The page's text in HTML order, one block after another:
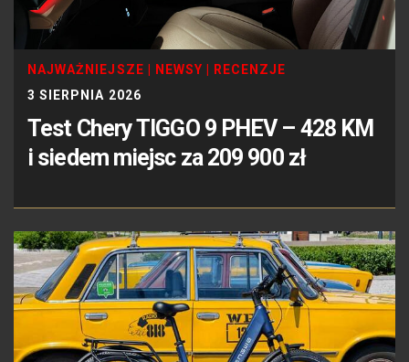
NAJWAŻNIEJSZE NEWSY
RECENZJE
3 SIERPNIA 2026
Test Chery TIGGO 9 PHEV – 428 KM
i siedem miejsc za 209 900 zł